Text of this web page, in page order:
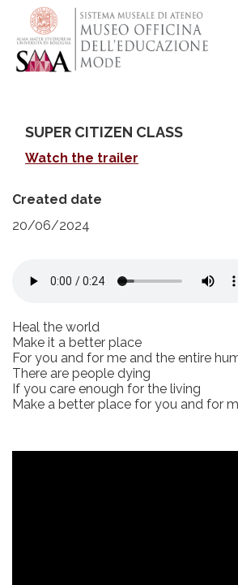
main
content
SUPER CITIZEN CLASS
Watch the trailer
Created date
20/06/2024
Heal the world
Make it a better place
For you and for me and the entire
There are people dying
If you care enough for the living
Make a better place for you and for